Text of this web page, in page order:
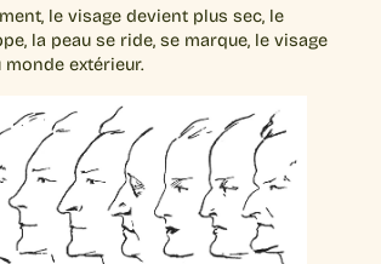
le visage devient plus sec, le
la peau se ride, se marque, le visage
extérieur.